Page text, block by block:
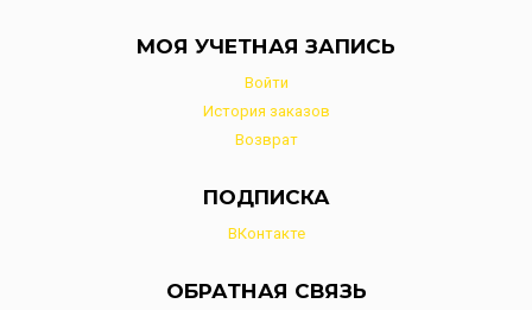
МОЯ УЧЕТНАЯ ЗАПИСЬ
Войти
История заказов
Возврат
ПОДПИСКА
ВКонтакте
ОБРАТНАЯ СВЯЗЬ